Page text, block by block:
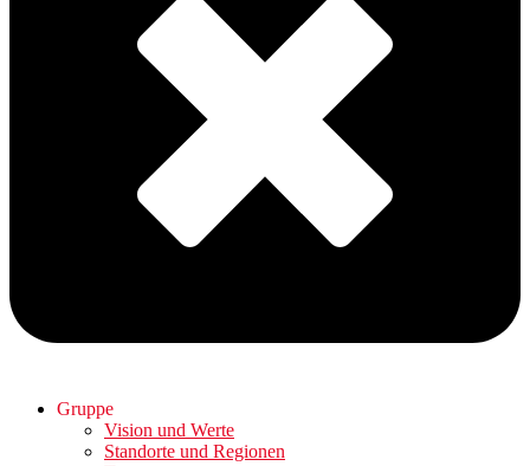
Gruppe
Vision und Werte
Standorte und Regionen